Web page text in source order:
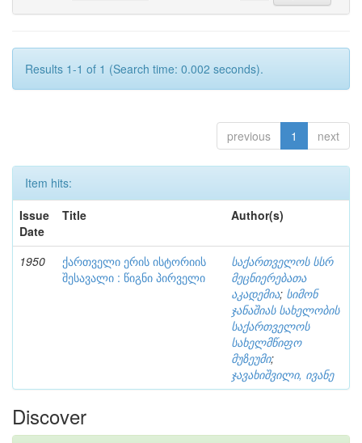
Results 1-1 of 1 (Search time: 0.002 seconds).
previous 1 next
Item hits:
Issue
Date
Title Author(s)
1950
ქართველი ერის ისტორიის
შესავალი : წიგნი პირველი
საქართველოს სსრ
მეცნიერებათა
აკადემია; სიმონ
ჯანაშიას სახელობის
საქართველოს
სახელმწიფო
მუზეუმი;
ჯავახიშვილი, ივანე
Discover